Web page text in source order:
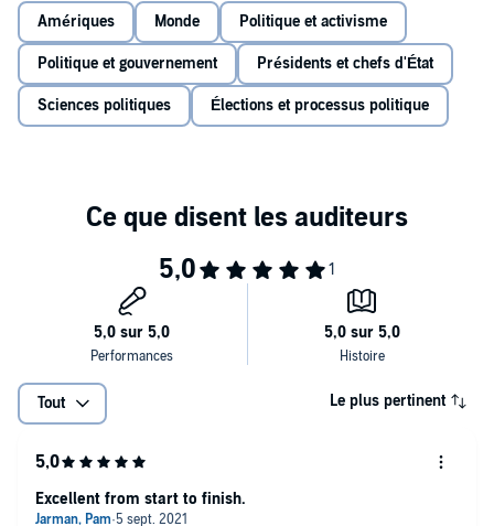
Reckoning.©2021 Compson Enterprises LLC (P)2021 Macmillan
Audio
Amériques Monde Politique et activisme
Politique et gouvernement Présidents et chefs d'État
Sciences politiques Élections et processus politique
Tout Le plus pertinent
Excellent from start to finish.